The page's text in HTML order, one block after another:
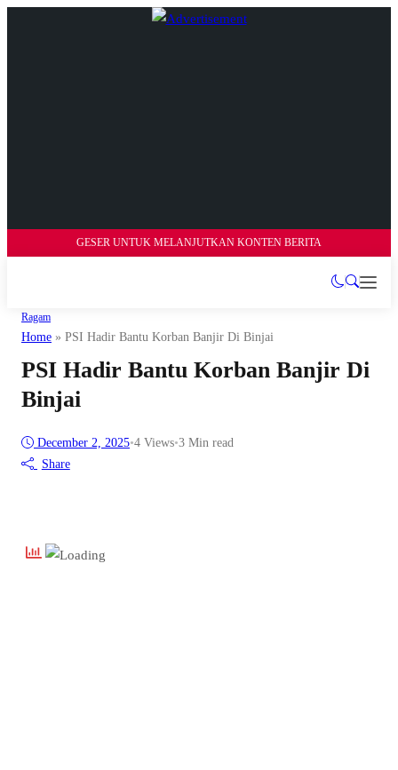
GESER UNTUK MELANJUTKAN KONTEN BERITA
Ragam
Home » PSI Hadir Bantu Korban Banjir Di Binjai
PSI Hadir Bantu Korban Banjir Di
Binjai
December 2, 2025•4 Views•3 Min read
Share